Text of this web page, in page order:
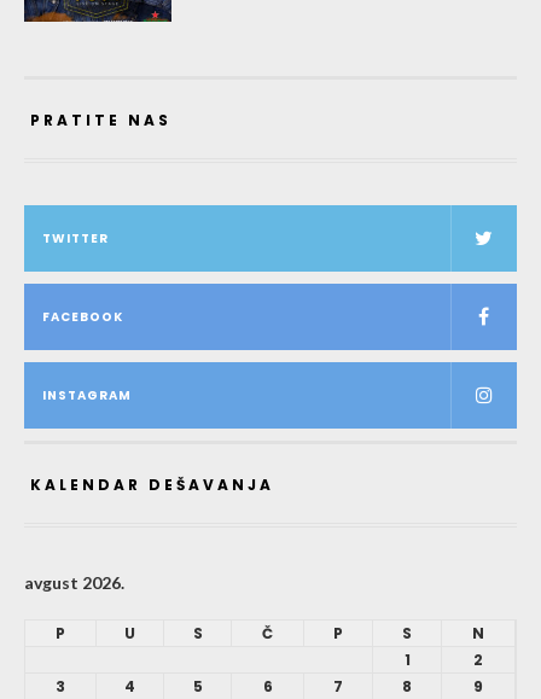
PRATITE NAS
TWITTER
FACEBOOK
INSTAGRAM
KALENDAR DEŠAVANJA
avgust 2026.
P U S Č P S
N
1
2
3
4 5 6 7 8
9